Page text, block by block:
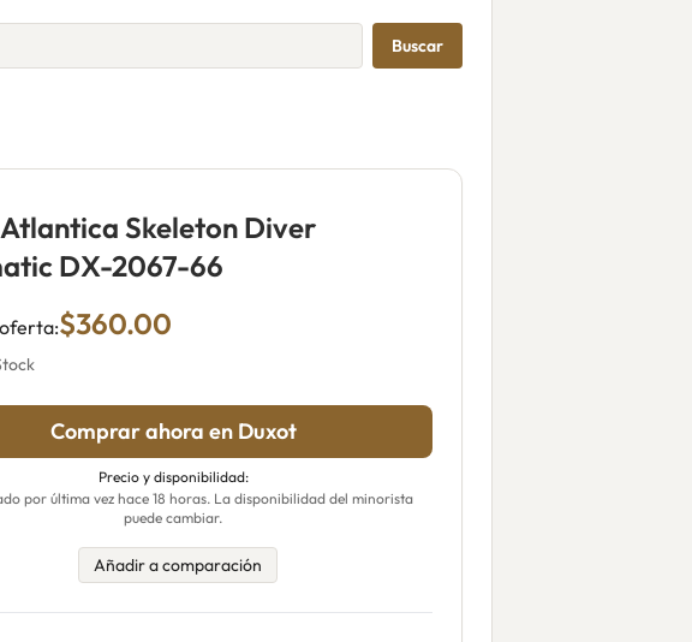
Buscar
Skeleton Diver
DX-2067-66
$360.00
Comprar ahora en Duxot
Precio y disponibilidad:
por última vez hace 18 horas. La disponibilidad del minorista
puede cambiar.
Añadir a comparación